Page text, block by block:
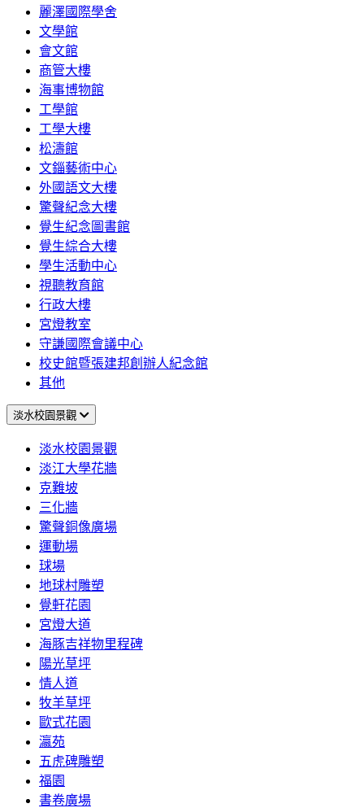
麗澤國際學舍
文學館
會文館
商管大樓
海事博物館
工學館
工學大樓
松濤館
文錙藝術中心
外國語文大樓
驚聲紀念大樓
覺生紀念圖書館
覺生綜合大樓
學生活動中心
視聽教育館
行政大樓
宮燈教室
守謙國際會議中心
校史館暨張建邦創辦人紀念館
其他
淡水校園景觀
淡水校園景觀
淡江大學花牆
克難坡
三化牆
驚聲銅像廣場
運動場
球場
地球村雕塑
覺軒花園
宮燈大道
海豚吉祥物里程碑
陽光草坪
情人道
牧羊草坪
歐式花園
瀛苑
五虎碑雕塑
福園
書卷廣場